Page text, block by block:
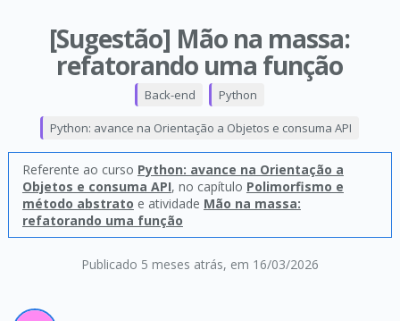
[Sugestão] Mão na massa:
refatorando uma função
Publicado 5 meses atrás, em 16/03/2026
Back-end Python
Python: avance na Orientação a Objetos e consuma API
Referente ao curso Python: avance na Orientação a
Objetos e consuma API, no capítulo Polimorfismo e
método abstrato e atividade Mão na massa:
refatorando uma função